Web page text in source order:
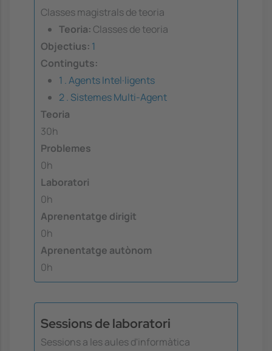
Classes magistrals de teoria
Teoria: Classes de teoria
Objectius: 1
Continguts:
1 . Agents Intel·ligents
2 . Sistemes Multi-Agent
Teoria
30h
Problemes
0h
Laboratori
0h
Aprenentatge dirigit
0h
Aprenentatge autònom
0h
Sessions de laboratori
Sessions a les aules d'informàtica